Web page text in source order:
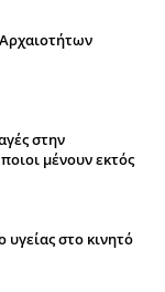
στην
μένουν εκτός
υγείας στο κινητό